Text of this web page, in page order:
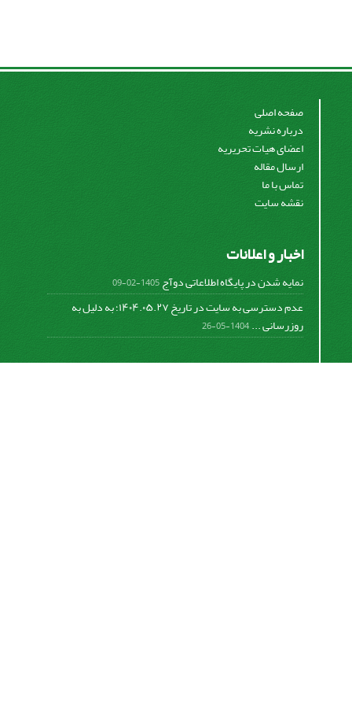
صفحه اصلی
درباره نشریه
اعضای هیات تحریریه
ارسال مقاله
تماس با ما
نقشه سایت
اخبار و اعلانات
نمایه شدن در پایگاه اطلاعاتی دوآج1405-02-09
عدم دسترسی به سایت در تاریخ ۱۴۰۴.۰۵.۲۷؛ به دلیل به
روزرسانی ...1404-05-26